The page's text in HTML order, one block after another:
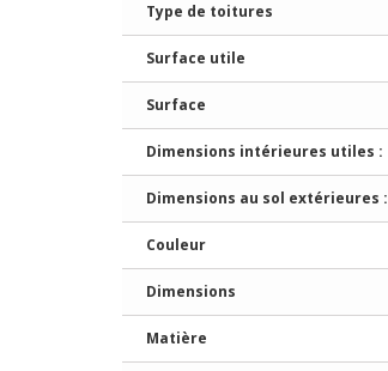
Type de toitures
Surface utile
Surface
Dimensions intérieures utiles :
Dimensions au sol extérieures :
Couleur
Dimensions
Matière